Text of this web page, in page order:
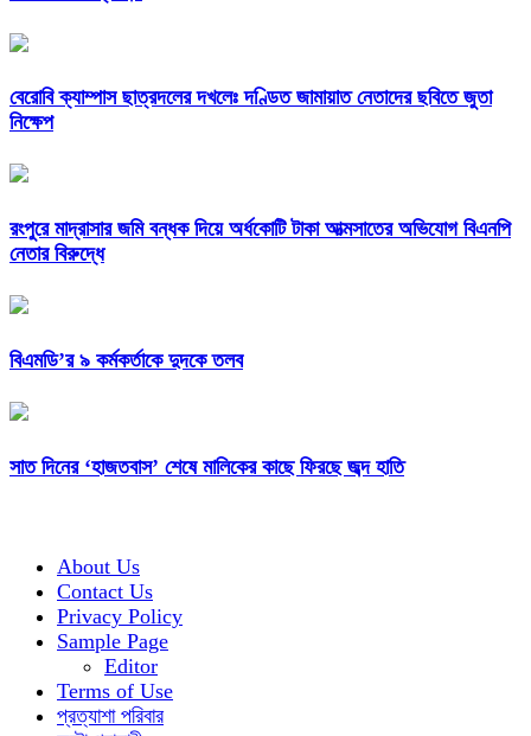
বেরোবি ক্যাম্পাস ছাত্রদলের দখলেঃ দণ্ডিত জামায়াত নেতাদের ছবিতে জুতা
নিক্ষেপ
রংপুরে মাদ্রাসার জমি বন্ধক দিয়ে অর্ধকোটি টাকা আত্মসাতের অভিযোগ বিএনপি
নেতার বিরুদ্ধে
বিএমডি’র ৯ কর্মকর্তাকে দুদকে তলব
সাত দিনের ‘হাজতবাস’ শেষে মালিকের কাছে ফিরছে জব্দ হাতি
About Us
Contact Us
Privacy Policy
Sample Page
Editor
Terms of Use
প্রত্যাশা পরিবার